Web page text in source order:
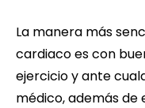
La manera más
cardiaco es con
ejercicio y ante
médico, además de